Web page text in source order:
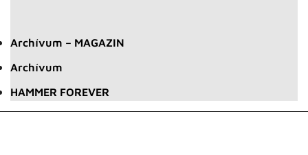
Archívum – MAGAZIN
Archívum
HAMMER FOREVER